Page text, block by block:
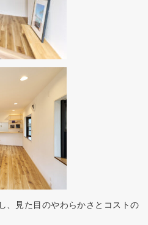
、見た目のやわらかさとコストの